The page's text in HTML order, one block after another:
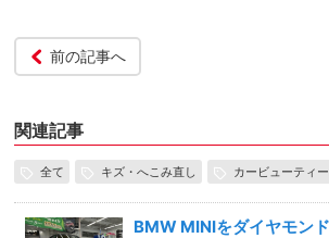
前の記事へ
関連記事
全て キズ・へこみ直し カービューティー
BMW MINIをダイヤモン